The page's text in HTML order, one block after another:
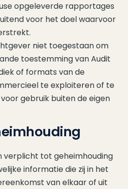
opgeleverde rapportages
voor het doel waarvoor
niet toegestaan om
toestemming van Audit
of formats van de
te exploiteren of te
gebruik buiten de eigen
verplicht tot geheimhouding
informatie die zij in het
van elkaar of uit